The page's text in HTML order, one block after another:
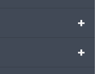
+
+